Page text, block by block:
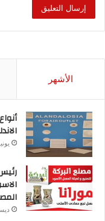
الأشهر
يونيو 15,